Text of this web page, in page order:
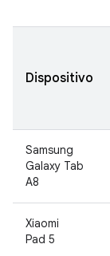
Dispositivo
Samsung
Galaxy Tab
A8
Xiaomi
Pad 5